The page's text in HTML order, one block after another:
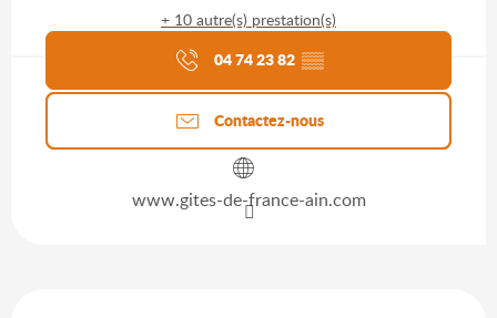
+ 10 autre(s) prestation(s)
Agenda du moment
04 74 23 82 ▒▒
Contactez-nous
www.gites-de-france-ain.com